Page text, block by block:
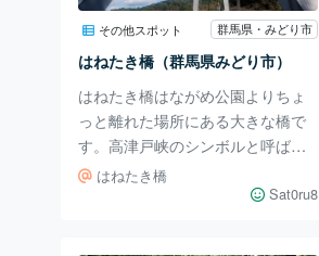
食事付きで宿泊したため満腹にな
ってしまいました。 焼き鳥・焼き
餅…おいしそうだけど食べられな
い。 夕食をもりもり食べてしまっ
たの
その他スポット 群馬県・みどり市
はねたき橋（群馬県みどり市）
はねたき橋はながめ公園よりちょ
っと離れた場所にある大きな橋で
す。高津戸峡のシンボルと呼ばれ
ている橋で、観光スポットの１つ
になっています。前に紹介した高
はねたき橋
Sat0ru8